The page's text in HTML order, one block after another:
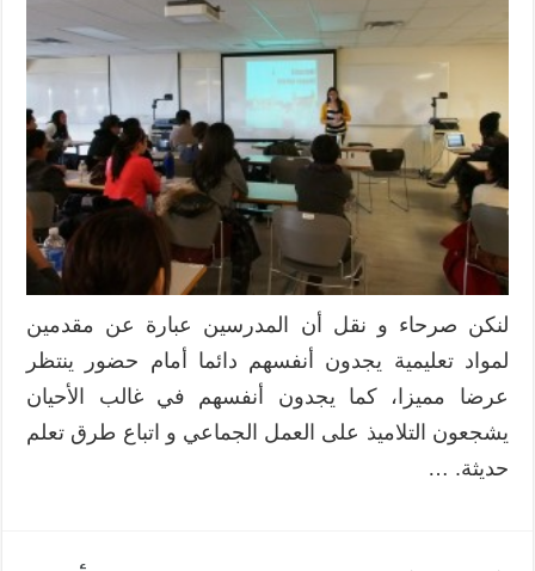
لنكن صرحاء و نقل أن المدرسين عبارة عن مقدمين
لمواد تعليمية يجدون أنفسهم دائما أمام حضور ينتظر
عرضا مميزا، كما يجدون أنفسهم في غالب الأحيان
يشجعون التلاميذ على العمل الجماعي و اتباع طرق تعلم
حديثة. …